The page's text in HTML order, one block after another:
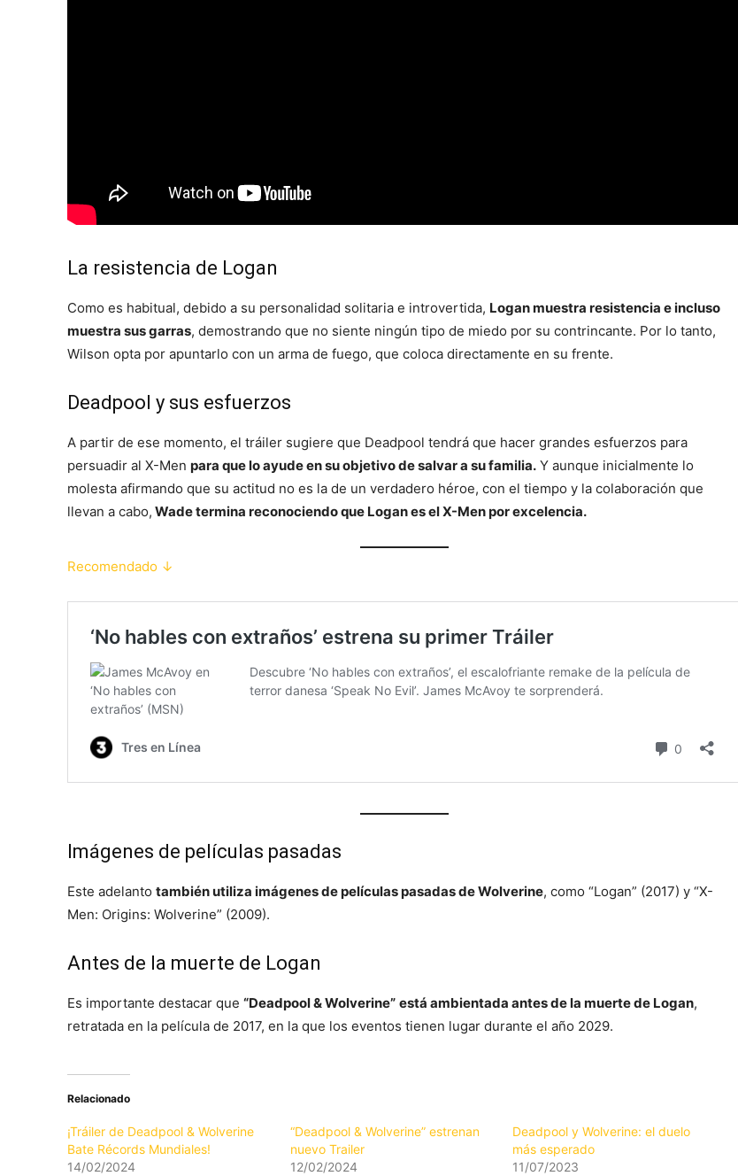
La resistencia de Logan
Como es habitual, debido a su personalidad solitaria e introvertida, Logan muestra resistencia e incluso
muestra sus garras, demostrando que no siente ningún tipo de miedo por su contrincante. Por lo tanto,
Wilson opta por apuntarlo con un arma de fuego, que coloca directamente en su frente.
Deadpool y sus esfuerzos
A partir de ese momento, el tráiler sugiere que Deadpool tendrá que hacer grandes esfuerzos para
persuadir al X-Men para que lo ayude en su objetivo de salvar a su familia. Y aunque inicialmente lo
molesta afirmando que su actitud no es la de un verdadero héroe, con el tiempo y la colaboración que
llevan a cabo, Wade termina reconociendo que Logan es el X-Men por excelencia.
Recomendado ↓
Imágenes de películas pasadas
Este adelanto también utiliza imágenes de películas pasadas de Wolverine, como “Logan” (2017) y “X-
Men: Origins: Wolverine” (2009).
Antes de la muerte de Logan
Es importante destacar que “Deadpool & Wolverine” está ambientada antes de la muerte de Logan,
retratada en la película de 2017, en la que los eventos tienen lugar durante el año 2029.
Relacionado
¡Tráiler de Deadpool & Wolverine
Bate Récords Mundiales!
14/02/2024
“Deadpool & Wolverine” estrenan
nuevo Trailer
12/02/2024
Deadpool y Wolverine: el duelo
más esperado
11/07/2023